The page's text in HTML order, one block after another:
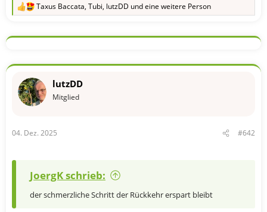
R
k
o
e
n
Taxus Baccata, Tubi, lutzDD und eine weitere Person
lutzDD
Mitglied
04. Dez. 2025 #642
JoergK schrieb:
der schmerzliche Schritt der Rückkehr erspart bleibt